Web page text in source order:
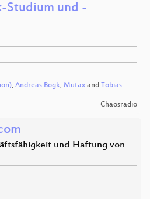
Studium und -
, Andreas Bogk, Mutax and Tobias
Chaosradio
und Haftung von